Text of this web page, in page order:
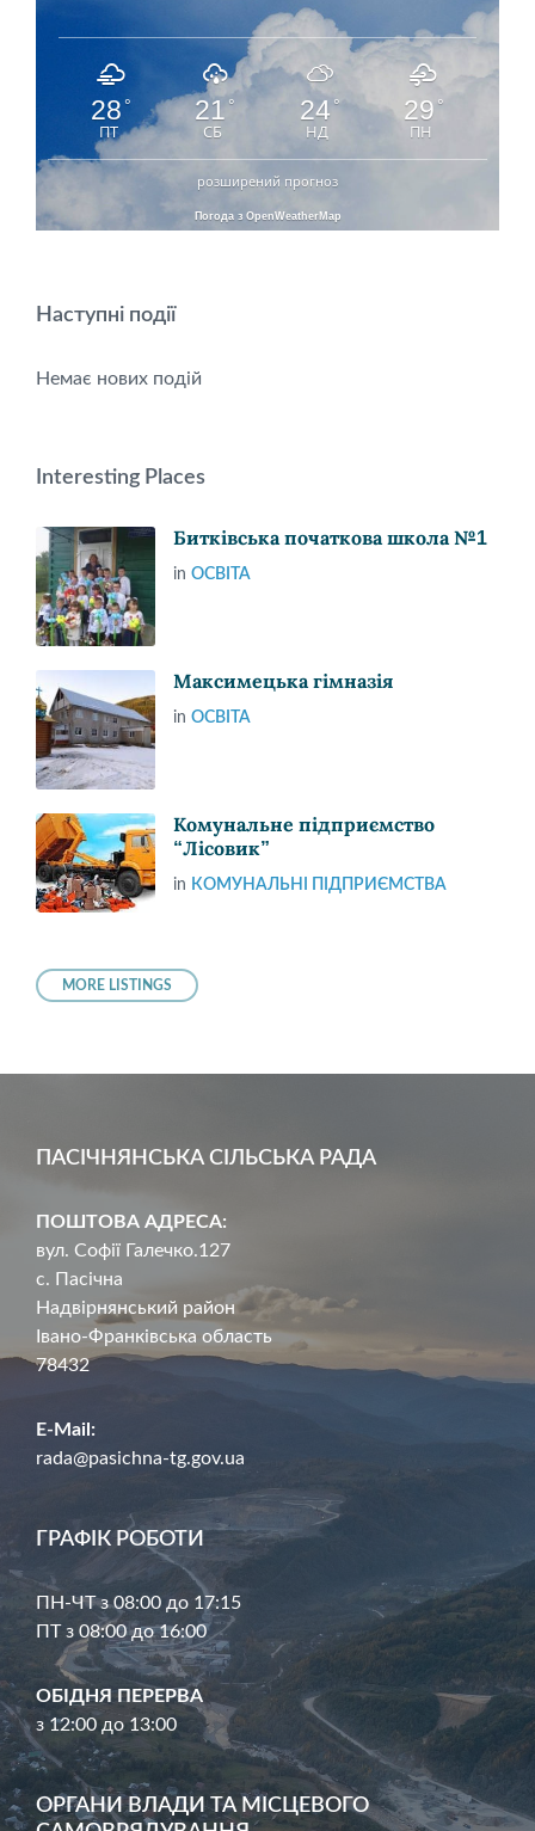
28 °
ПТ
21°
СБ
24 °
НД
29 °
ПН
розширений прогноз
Погода з OpenWeatherMap
Наступні події
Немає нових подій
Interesting Places
Битківська початкова школа №1
in ОСВІТА
Максимецька гімназія
in ОСВІТА
Комунальне підприємство
“Лісовик”
in КОМУНАЛЬНІ ПІДПРИЄМСТВА
MORE LISTINGS
ПАСІЧНЯНСЬКА СІЛЬСЬКА РАДА
ПОШТОВА АДРЕСА:
вул. Софії Галечко.127
с. Пасічна
Надвірнянський район
Івано-Франківська область
78432
E-Mail:
rada@pasichna-tg.gov.ua
ГРАФІК РОБОТИ
ПН-ЧТ з 08:00 до 17:15
ПТ з 08:00 до 16:00
ОБІДНЯ ПЕРЕРВА
з 12:00 до 13:00
ОРГАНИ ВЛАДИ ТА МІСЦЕВОГО